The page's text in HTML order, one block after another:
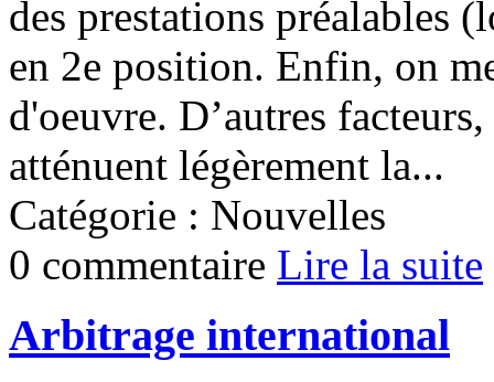
des prestations préalables
en 2e position. Enfin, on
d'oeuvre. D’autres
atténuent légèrement la...
Catégorie : Nouvelles
0 commentaire Lire la suite
Arbitrage international